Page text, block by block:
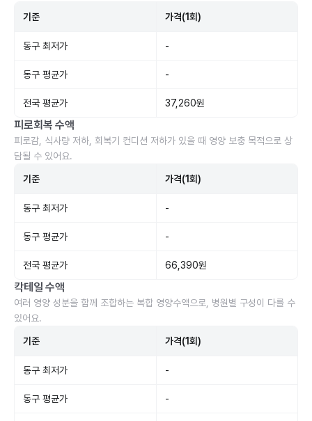
기준 가격(1회)
동구 최저가 -
동구 평균가 -
전국 평균가 37,260원
피로회복 수액
피로감, 식사량 저하, 회복기 컨디션 저하가 있을 때 영양 보충 목적으로 상
담될 수 있어요.
기준 가격(1회)
동구 최저가 -
동구 평균가 -
전국 평균가 66,390원
칵테일 수액
여러 영양 성분을 함께 조합하는 복합 영양수액으로, 병원별 구성이 다를 수
있어요.
기준 가격(1회)
동구 최저가 -
동구 평균가 -